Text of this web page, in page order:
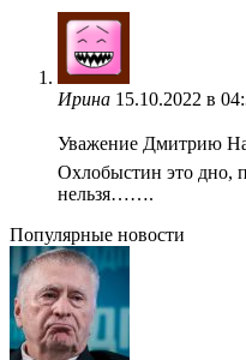
Ирина 15.10.2022 в
Уважение Дмитрию
Охлобыстин это дно,
нельзя…….
Популярные новости